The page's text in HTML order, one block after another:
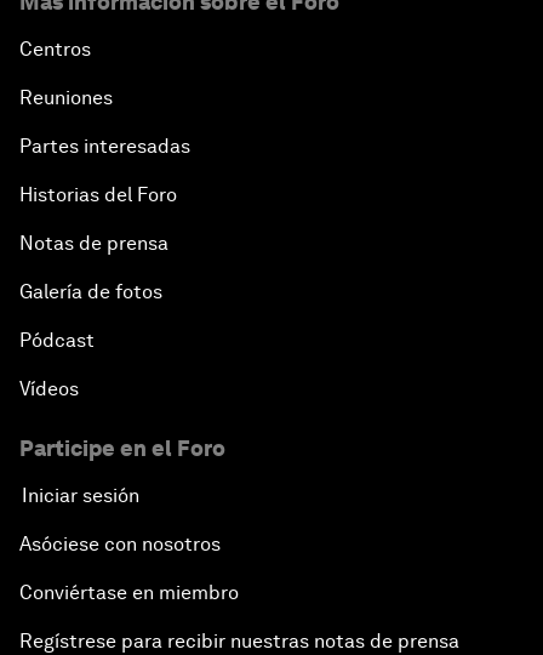
Centros
Reuniones
Partes interesadas
Historias del Foro
Notas de prensa
Galería de fotos
Pódcast
Vídeos
Participe en el Foro
Iniciar sesión
Asóciese con nosotros
Conviértase en miembro
Regístrese para recibir nuestras notas de prensa